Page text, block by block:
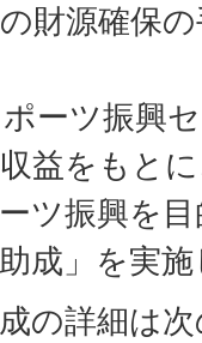
財源確保
ーツ振興
益をもと
ツ振興を
成」を実
の詳細は